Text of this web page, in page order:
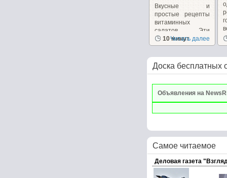
Вкусные и
простые рецепты
витаминных
салатов. Эти
салаты очень
вкусные сами...
10 минут
Читать далее
Доска бесплатных
Объявления на
Самое читаемое